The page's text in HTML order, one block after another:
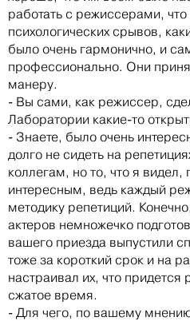
работать с режиссерами,
психологических срывов,
было очень гармонично, и
профессионально. Они
манеру.
- Вы сами, как режиссер,
Лаборатории какие-то
- Знаете, было очень
долго не сидеть на
коллегам, но то, что я видел,
интересным, ведь каждый
методику репетиций.
актеров немножечко
вашего приезда выпустили
тоже за короткий срок и на
настраивал их, что придется
сжатое время.
- Для чего, по вашему